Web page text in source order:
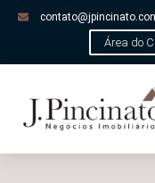
Área do